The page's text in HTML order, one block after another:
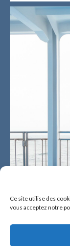
Ce site utilise des
vous acceptez notre